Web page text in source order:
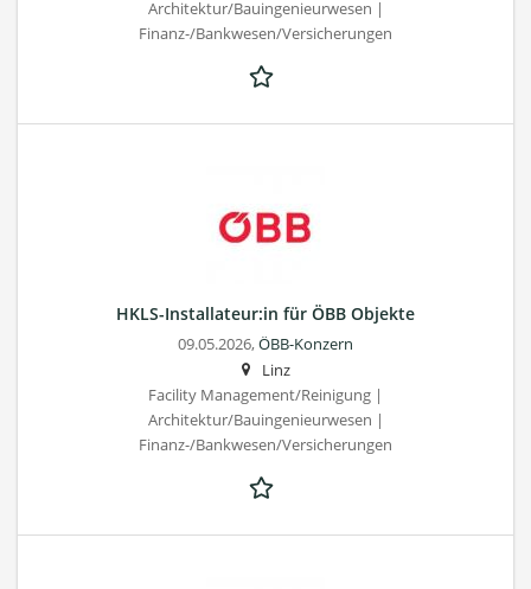
Architektur/Bauingenieurwesen |
Finanz-/Bankwesen/Versicherungen
HKLS-Installateur:in für ÖBB Objekte
09.05.2026,ÖBB-Konzern
Linz
Facility Management/Reinigung |
Architektur/Bauingenieurwesen |
Finanz-/Bankwesen/Versicherungen